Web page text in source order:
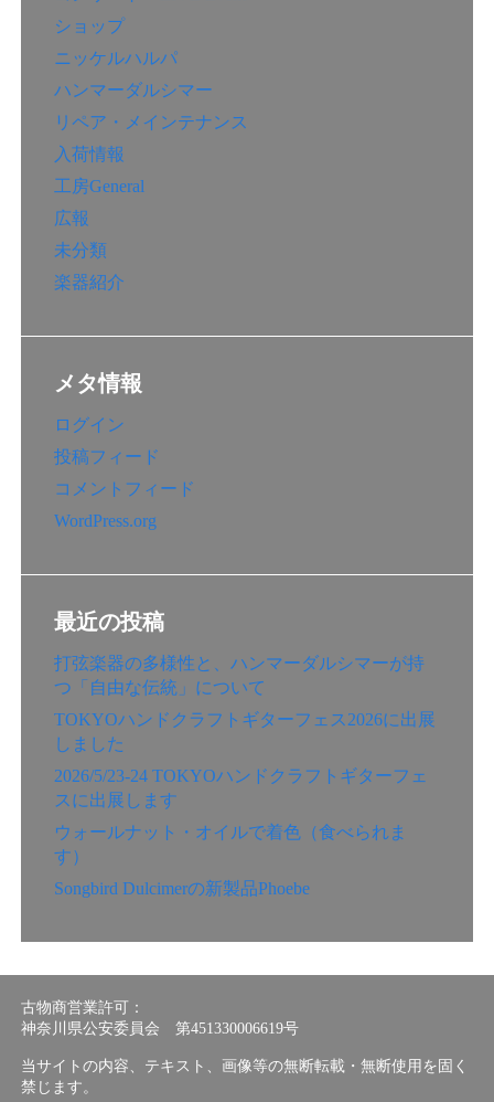
ショップ
ニッケルハルパ
ハンマーダルシマー
リペア・メインテナンス
入荷情報
工房General
広報
未分類
楽器紹介
メタ情報
ログイン
投稿フィード
コメントフィード
WordPress.org
最近の投稿
打弦楽器の多様性と、ハンマーダルシマーが持
つ「自由な伝統」について
TOKYOハンドクラフトギターフェス2026に出展
しました
2026/5/23-24 TOKYOハンドクラフトギターフェ
スに出展します
ウォールナット・オイルで着色（食べられま
す）
Songbird Dulcimerの新製品Phoebe
古物商営業許可：
神奈川県公安委員会 第451330006619号
当サイトの内容、テキスト、画像等の無断転載・無断使用を固く
禁じます。